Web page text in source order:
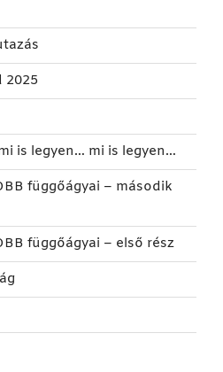
2025
is legyen… mi is legyen…
függőágyai – második
függőágyai – első rész